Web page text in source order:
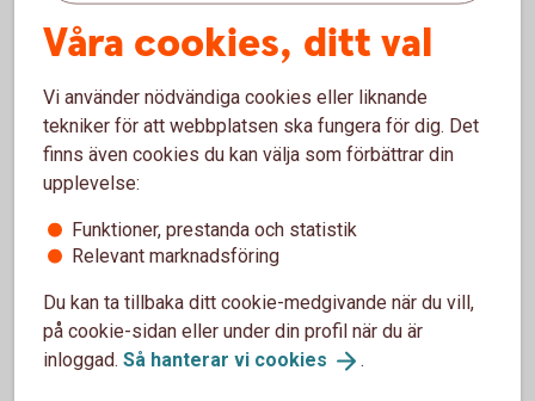
Spara och placera
Vi vill hjälpa dig att kom igång med ditt sparande.
Spara och placera
Global Impact
Global Impact - en fond som investerar enligt FN:s
globala hållbarhetsmål.
Våra cookies, ditt val
Vi använder nödvändiga cookies eller liknande
tekniker för att webbplatsen ska fungera för dig. Det
finns även cookies du kan välja som förbättrar din
upplevelse:
Funktioner, prestanda och statistik
Relevant marknadsföring
Du kan ta tillbaka ditt cookie-medgivande när du vill,
på cookie-sidan eller under din profil när du är
inloggad. Så hanterar vi cookies .